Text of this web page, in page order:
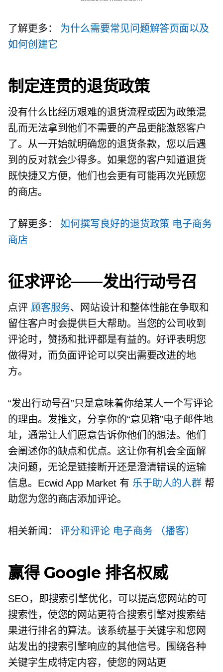
了解更多： 为什么需要常见问题解答页面以及
如何创建它
制定连贯的退货政策
没有什么比经历艰难的退货流程或因为政策混
乱而无法拿到他们不需要的产品更能激怒客户
了。从一开始就明确您的退货条款，您以后遇
到的反对就会少得多。如果您的客户知道退货
既快捷又方便，他们也会更有可能再次光顾您
的商店。
了解更多： 如何撰写良好的退货政策 电子商务
商店
征求评论——发出行动号召
点评 顾客服务、网站设计和整体性能在争取和
留住客户时会提供巨大帮助。当您的公司收到
评论时，赞扬和批评都是有益的。好评表明您
做得对，而负面评论可以突出需要改进的地
方。
“发出行动号召”只是意味着你给某人一个写评论
的理由。发推文，分享你的“意见箱”电子邮件地
址，通常让人们愿意告诉你他们的想法。他们
会阐述你的缺点和优点。这让你有机会全面解
决问题，无论是链接断开还是澄清错误的运输
信息。Ecwid App Market 有 乐于助人的人群 帮
助您为您的商店添加评论。
相关新闻：评分和评论 电子商务 （播客）
赢得 Google 排名权威
SEO，即搜索引擎优化，可以提高您网站的可
搜索性，使您的网站更符合搜索引擎对搜索结
果进行排名的算法。该系统基于关键字和您网
站发出的搜索引擎响应的其他信号。围绕各种
关键字生成特定内容，使您的网站更